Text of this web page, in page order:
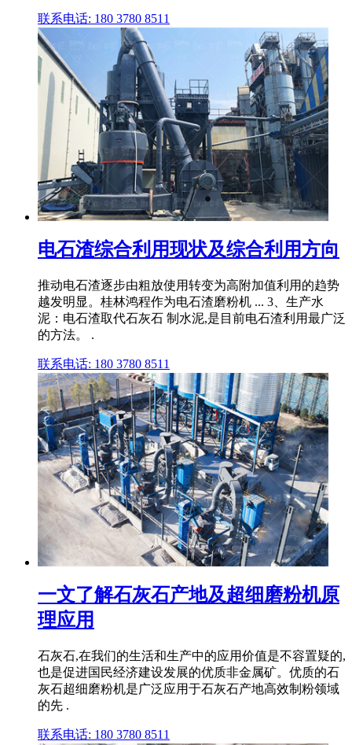
联系电话: 180 3780 8511
电石渣综合利用现状及综合利用方向
推动电石渣逐步由粗放使用转变为高附加值利用的趋势
越发明显。桂林鸿程作为电石渣磨粉机 ... 3、生产水
泥：电石渣取代石灰石 制水泥,是目前电石渣利用最广泛
的方法。 .
联系电话: 180 3780 8511
一文了解石灰石产地及超细磨粉机原
理应用
石灰石,在我们的生活和生产中的应用价值是不容置疑的,
也是促进国民经济建设发展的优质非金属矿。优质的石
灰石超细磨粉机是广泛应用于石灰石产地高效制粉领域
的先 .
联系电话: 180 3780 8511